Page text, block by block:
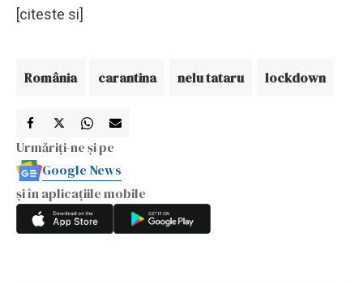
[citeste si]
România carantina nelu tataru lockdown
Urmăriți-ne și pe
Google News
și în aplicațiile mobile